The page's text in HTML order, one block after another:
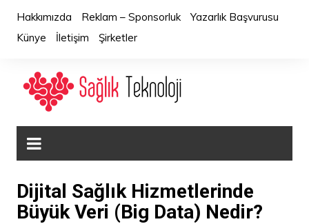
content
Hakkımızda Reklam – Sponsorluk
Yazarlık Başvurusu
Künye
İletişim Şirketler
Dijital Sağlık Hizmetlerinde
Büyük Veri (Big Data) Nedir?